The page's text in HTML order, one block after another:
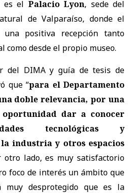
es el Palacio Lyon, sede del
de Valparaíso, donde el
positiva recepción tanto
como desde el propio museo.
del DIMA y guía de tesis de
que “para el Departamento
doble relevancia, por una
dar a conocer
tecnológicas y
industria y otros espacios
otro lado, es muy satisfactorio
foco de interés un ámbito que
muy desprotegido que es la